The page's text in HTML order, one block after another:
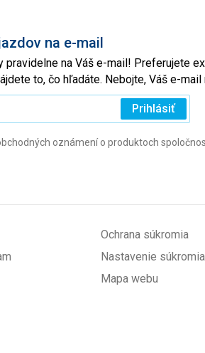
na e-mail
pravidelne na Váš e-mail! Preferujete
to, čo hľadáte. Nebojte, Váš e-
Prihlásiť
oznámení o produktoch
Ochrana súkromia
Nastavenie súkromia
Mapa webu